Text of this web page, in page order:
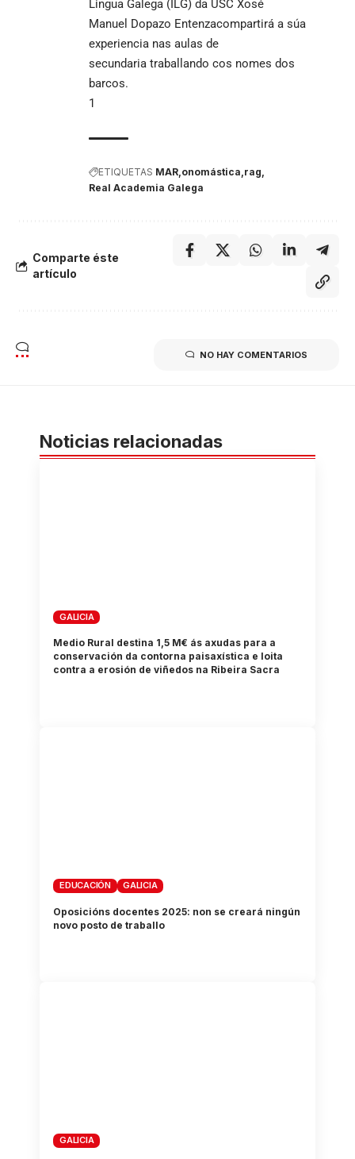
Lingua Galega (ILG) da USC Xosé
Manuel Dopazo Entenzacompartirá a súa
experiencia nas aulas de
secundaria traballando cos nomes dos
barcos.
1
ETIQUETAS MAR onomástica rag
Real Academia Galega
Comparte éste
artículo
NO HAY COMENTARIOS
Noticias relacionadas
GALICIA
Medio Rural destina 1,5 M€ ás axudas para a
conservación da contorna paisaxística e loita
contra a erosión de viñedos na Ribeira Sacra
EDUCACIÓN GALICIA
Oposicións docentes 2025: non se creará ningún
novo posto de traballo
GALICIA